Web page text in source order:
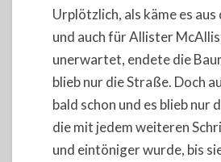
Urplötzlich, als käme es
und auch für Allister
unerwartet, endete die
blieb nur die Straße. Doch
bald schon und es blieb nur
die mit jedem weiteren
und eintöniger wurde, bis